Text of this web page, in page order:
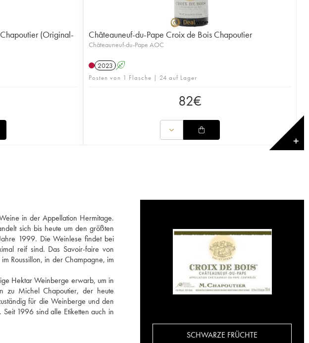
(Original-
Châteauneuf-du-Pape Croix de Bois Chapoutier
Châteauneuf-du-Pape AOC
2023 A
Posten von 1 Flasche | 24 auf Lager
82€
✕
in der Appellation Hermitage.
sich bis heute um den größten
1999. Die Weinlese findet bei
reif sind. Das Savoir-faire von
Roussillon, in der Champagne, im
Hektar Weinberge erwarb, um in
zu Michel Chapoutier, der heute
für die Weinberge und den
1996 sind alle Etiketten auch in
SCHWARZE FRÜCHTE